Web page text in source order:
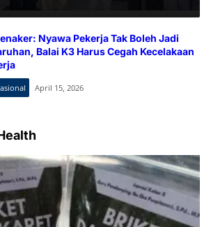
Nyawa Pekerja Tak Boleh Jadi
Balai K3 Harus Cegah Kecelakaan
April 15, 2026